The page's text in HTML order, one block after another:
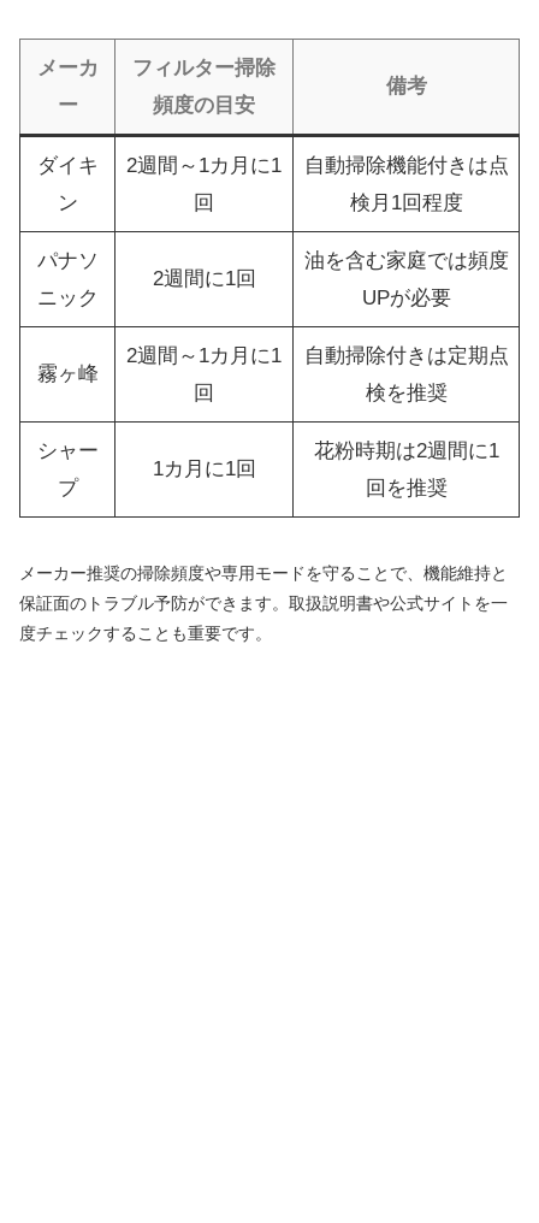
メーカ
ー
フィルター掃除
頻度の目安
備考
ダイキ
ン
2週間～1カ月に1
回
自動掃除機能付きは点
検月1回程度
パナソ
ニック
2週間に1回
油を含む家庭では頻度
UPが必要
霧ヶ峰
2週間～1カ月に1
回
自動掃除付きは定期点
検を推奨
シャー
プ
1カ月に1回
花粉時期は2週間に1
回を推奨
メーカー推奨の掃除頻度や専用モードを守ることで、機能維持と
保証面のトラブル予防ができます。取扱説明書や公式サイトを一
度チェックすることも重要です。